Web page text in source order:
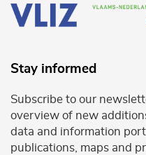
Stay informed
Subscribe to our
overview of new
data and information
publications, maps and